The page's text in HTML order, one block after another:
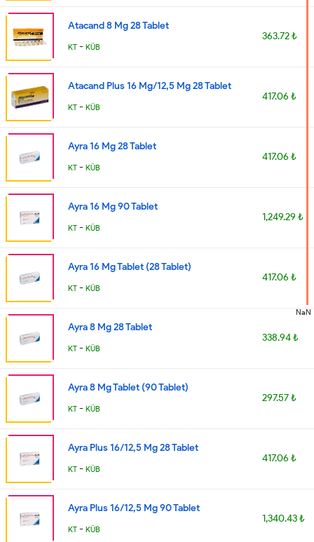
Atacand 8 Mg 28 Tablet
KT - KÜB
363.72 ₺
Atacand Plus 16 Mg/12,5 Mg 28 Tablet
KT - KÜB
417.06 ₺
Ayra 16 Mg 28 Tablet
KT - KÜB
417.06 ₺
Ayra 16 Mg 90 Tablet
KT - KÜB
1,249.29 ₺
Ayra 16 Mg Tablet (28 Tablet)
KT - KÜB
417.06 ₺
Ayra 8 Mg 28 Tablet
KT - KÜB
338.94 ₺
Ayra 8 Mg Tablet (90 Tablet)
KT - KÜB
297.57 ₺
Ayra Plus 16/12,5 Mg 28 Tablet
KT - KÜB
417.06 ₺
Ayra Plus 16/12,5 Mg 90 Tablet
KT - KÜB
1,340.43 ₺
NaN